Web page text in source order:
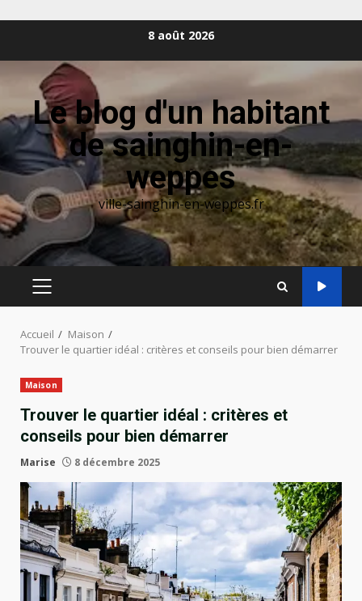
8 août 2026
Le blog d'un habitant
de sainghin-en-
weppes
ville-sainghin-en-weppes.fr
MENU
Accueil
Maison
Trouver le quartier idéal : critères et conseils pour bien démarrer
Maison
Trouver le quartier idéal : critères et
conseils pour bien démarrer
Marise 8 décembre 2025